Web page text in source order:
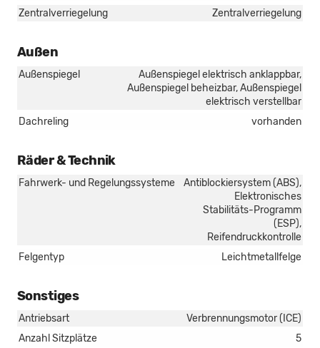
Zentralverriegelung
Zentralverriegelung
Außen
Außenspiegel
Außenspiegel elektrisch anklappbar,
Außenspiegel beheizbar, Außenspiegel
elektrisch verstellbar
Dachreling
vorhanden
Räder & Technik
Fahrwerk- und Regelungssysteme
Antiblockiersystem (ABS),
Elektronisches
Stabilitäts-Programm
(ESP),
Reifendruckkontrolle
Felgentyp
Leichtmetallfelge
Sonstiges
Antriebsart
Verbrennungsmotor (ICE)
Anzahl Sitzplätze
5